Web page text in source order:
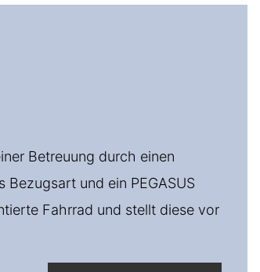
Betreuung durch einen
und ein PEGASUS
Fahrrad und stellt diese vor